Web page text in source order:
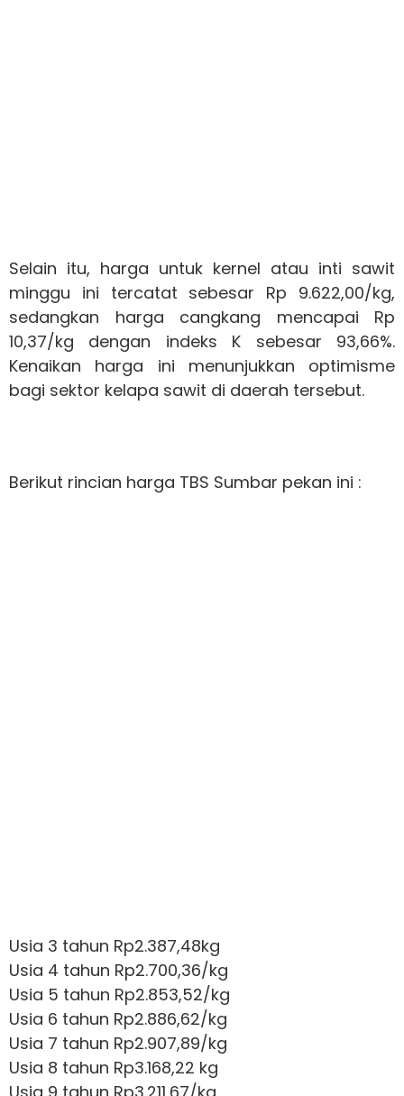
Selain itu, harga untuk kernel atau inti sawit
minggu ini tercatat sebesar Rp 9.622,00/kg,
sedangkan harga cangkang mencapai Rp
10,37/kg dengan indeks K sebesar 93,66%.
Kenaikan harga ini menunjukkan optimisme
bagi sektor kelapa sawit di daerah tersebut.
Berikut rincian harga TBS Sumbar pekan ini :
Usia 3 tahun Rp2.387,48kg
Usia 4 tahun Rp2.700,36/kg
Usia 5 tahun Rp2.853,52/kg
Usia 6 tahun Rp2.886,62/kg
Usia 7 tahun Rp2.907,89/kg
Usia 8 tahun Rp3.168,22 kg